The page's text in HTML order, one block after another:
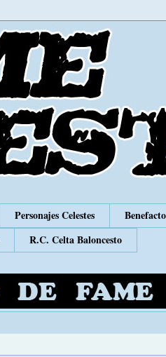
Personajes Celestes
R.C. Celta Baloncesto